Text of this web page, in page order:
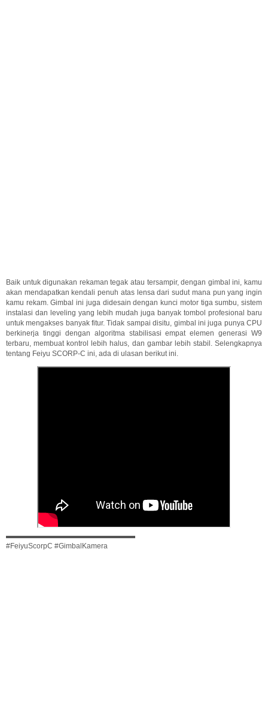
Baik untuk digunakan rekaman tegak atau tersampir, dengan gimbal ini, kamu
akan mendapatkan kendali penuh atas lensa dari sudut mana pun yang ingin
kamu rekam. Gimbal ini juga didesain dengan kunci motor tiga sumbu, sistem
instalasi dan leveling yang lebih mudah juga banyak tombol profesional baru
untuk mengakses banyak fitur. Tidak sampai disitu, gimbal ini juga punya CPU
berkinerja tinggi dengan algoritma stabilisasi empat elemen generasi W9
terbaru, membuat kontrol lebih halus, dan gambar lebih stabil. Selengkapnya
tentang Feiyu SCORP-C ini, ada di ulasan berikut ini.
▬▬▬▬▬▬▬▬▬▬▬▬▬▬▬▬▬▬
#FeiyuScorpC #GimbalKamera